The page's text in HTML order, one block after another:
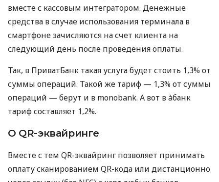
вместе с кассовым интегратором. Денежные
средства в случае использования терминала в
смартфоне зачисляются на счет клиента на
следующий день после проведения оплаты.
Так, в ПриватБанк такая услуга будет стоить 1,3% от
суммы операций. Такой же тариф — 1,3% от суммы
операций — берут и в monobank. А вот в àбанк
тариф составляет 1,2%.
О QR-эквайринге
Вместе с тем QR-эквайринг позволяет принимать
оплату сканированием QR-кода или дистанционно